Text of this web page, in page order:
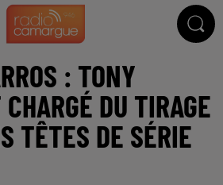
: TONY
DU TIRAGE
TÊTES DE SÉRIE